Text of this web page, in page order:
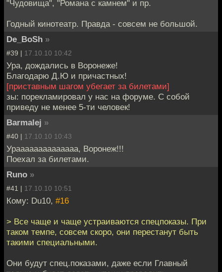
"Чудовища", "Романа с камнем" и пр.
Годный кинотеатр. Правда - совсем не большой.
De_BoSh »
#39 | 17.10.10 10:42
Ура, дождались в Воронеже!
Благодарю Д.Ю и причастных!
[приставным шагом убегает за билетами]
зы: порекламировал у нас на форуме. С собой
приведу не менее 5-ти человек!
Barmalej »
#40 | 17.10.10 10:43
Ураааааааааааааа, Воронеж!!!
Поехал за билетами.
Runo »
#41 | 17.10.10 10:51
Кому: Du10, #16
> Все чаще и чаще устраиваются спецпоказы. При
таком темпе, совсем скоро, они перестанут быть
такими специальными.
Они будут спец.показами, даже если Главный